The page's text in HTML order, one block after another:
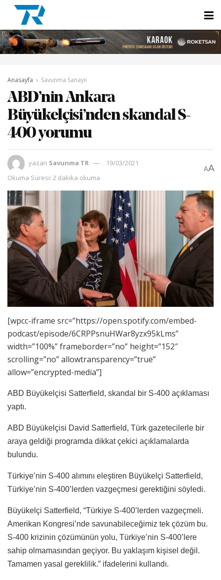
Anasayfa Savunma Sanayii
ABD’nin Ankara
Büyükelçisi’nden skandal S-
400 yorumu
yazan Savunma TR
19/03/2021
Okuma Süresi: 2 dakika okuma
AA
[wpcc-iframe src=”https://open.spotify.com/embed-
podcast/episode/6CRPPsnuHWar8yzx95kLms”
width=”100%” frameborder=”no” height=”152″
scrolling=”no” allowtransparency=”true”
allow=”encrypted-media”]
ABD Büyükelçisi Satterfield, skandal bir S-400 açıklaması
yaptı.
ABD Büyükelçisi David Satterfield, Türk gazetecilerle bir
araya geldiği programda dikkat çekici açıklamalarda
bulundu.
Türkiye’nin S-400 alımını eleştiren Büyükelçi Satterfield,
Türkiye’nin S-400’lerden vazgeçmesi gerektiğini söyledi.
Büyükelçi Satterfield, “Türkiye S-400’lerden vazgeçmeli.
Amerikan Kongresi’nde savunabileceğimiz tek çözüm bu.
S-400 krizinin çözümünün yolu, Türkiye’nin S-400’lere
sahip olmamasından geçiyor. Bu yaklaşım kişisel değil.
Tamamen yasal gereklilik.” ifadelerini kullandı.